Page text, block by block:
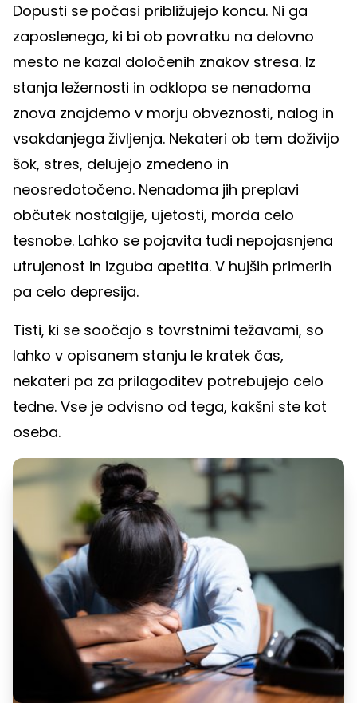
Dopusti se počasi približujejo koncu. Ni ga
zaposlenega, ki bi ob povratku na delovno
mesto ne kazal določenih znakov stresa. Iz
stanja ležernosti in odklopa se nenadoma
znova znajdemo v morju obveznosti, nalog in
vsakdanjega življenja. Nekateri ob tem doživijo
šok, stres, delujejo zmedeno in
neosredotočeno. Nenadoma jih preplavi
občutek nostalgije, ujetosti, morda celo
tesnobe. Lahko se pojavita tudi nepojasnjena
utrujenost in izguba apetita. V hujših primerih
pa celo depresija.
Tisti, ki se soočajo s tovrstnimi težavami, so
lahko v opisanem stanju le kratek čas,
nekateri pa za prilagoditev potrebujejo celo
tedne. Vse je odvisno od tega, kakšni ste kot
oseba.